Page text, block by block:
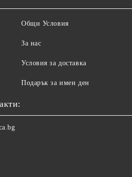
Общи Условия
За нас
Условия за доставка
Подарък за имен ден